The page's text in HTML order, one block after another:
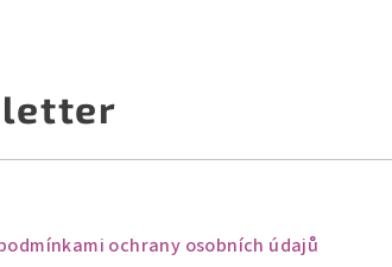
ochrany osobních údajů